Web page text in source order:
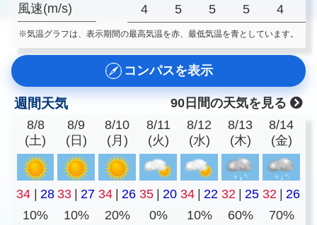
風速(m/s) 4 5 5 5 4
※気温グラフは、表示期間の最高気温を赤、最低気温を青としています。
コンパスを表示
週間天気
90日間の天気を見る
8/8
(土)
8/9
(日)
8/10
(月)
8/11
(火)
8/12
(水)
8/13
(木)
8/14
(金)
34 28 33 27 34 26 35 20 34 22 32 25 32
26
10%
10% 20% 0% 10% 60% 70%